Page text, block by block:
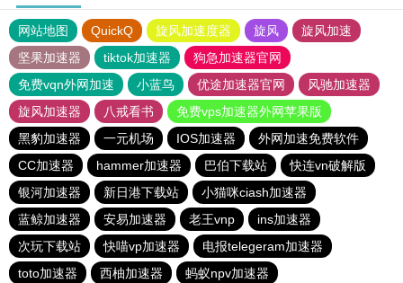
网站地图 QuickQ 旋风加速度器 旋风
旋风加速
坚果加速器
tiktok加速器
狗急加速器官网
免费vqn外网加速
小蓝鸟 优途加速器官网
风驰加速器
旋风加速器
八戒看书
免费vps加速器外网苹果版
黑豹加速器
一元机场 IOS加速器
外网加速免费软件
CC加速器
hammer加速器 巴伯下载站
快连vn破解版
银河加速器
新日港下载站
小猫咪ciash加速器
蓝鲸加速器
安易加速器 老王vnp
ins加速器
次玩下载站
快喵vp加速器
电报telegeram加速器
toto加速器
西柚加速器 蚂蚁npv加速器